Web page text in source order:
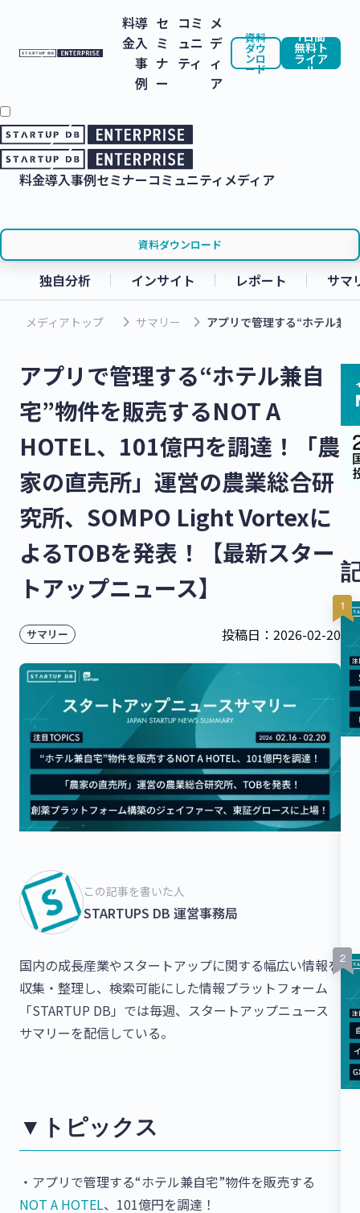
料
金
導
入
事
例
セ
ミ
ナ
ー
コミ
ュニ
ティ
メ
デ
ィ
ア
資料
ダウ
ンロ
ード
7日間
無料ト
ライア
ル
料金導入事例セミナーコミュニティ メディア
資料ダウンロード
独自分析 インサイト レポート サマ
メディアトップ keyboard_arrow_right サマリー keyboard_arrow_right アプリで管理する“ホテル兼
アプリで管理する“ホテル兼自
宅”物件を販売するNOT A
HOTEL、101億円を調達！「農
家の直売所」運営の農業総合研
究所、SOMPO Light Vortexに
よるTOBを発表！【最新スター
トアップニュース】
サマリー 投稿日： 2026-02-20
この記事を書いた人
STARTUPS DB 運営事務局
国内の成長産業やスタートアップに関する幅広い情報を
収集・整理し、検索可能にした情報プラットフォーム
「STARTUP DB」では毎週、スタートアップニュース
サマリーを配信している。
▼トピックス
・アプリで管理する“ホテル兼自宅”物件を販売する
NOT A HOTEL、101億円を調達！